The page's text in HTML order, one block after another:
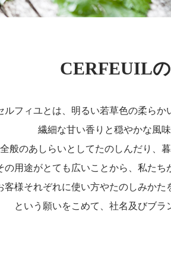
CERFEUIL
ルフィユとは、明るい若草色の柔らか
繊細な甘い香りと穏やかな風味
般のあしらいとしてたのしんだり、
の用途がとても広いことから、私たち
客様それぞれに使い方やたのしみかた
という願いをこめて、社名及びブラ